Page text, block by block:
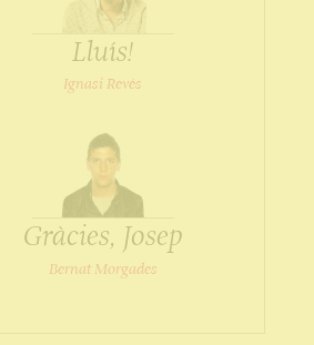
Lluís!
Ignasi Revés
Gràcies, Josep
Bernat Morgades